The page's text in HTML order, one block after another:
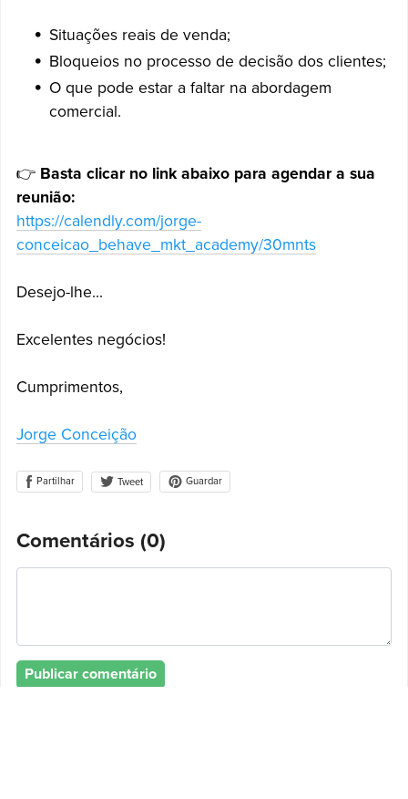
Situações reais de venda;
Bloqueios no processo de decisão dos clientes;
O que pode estar a faltar na abordagem
comercial.
👉 Basta clicar no link abaixo para agendar a sua
reunião:
https://calendly.com/jorge-
conceicao_behave_mkt_academy/30mnts
Desejo-lhe...
Excelentes negócios!
Cumprimentos,
Jorge Conceição
Partilhar Tweet Guardar
Comentários (0)
Publicar comentário